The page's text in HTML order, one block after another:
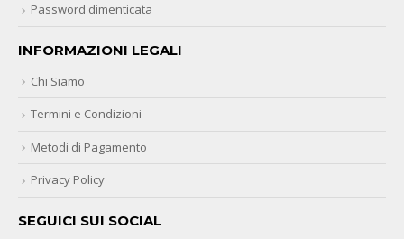
Password dimenticata
INFORMAZIONI LEGALI
Chi Siamo
Termini e Condizioni
Metodi di Pagamento
Privacy Policy
SEGUICI SUI SOCIAL